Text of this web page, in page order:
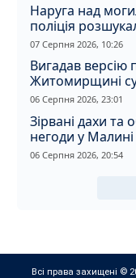
Наруга над
поліція
07 Серпня 2026, 10:26
Вигадав
Житомирщині
вбивство
06 Серпня 2026, 23:01
Зірвані дахи та
негоди у Малині
06 Серпня 2026, 20:54
Всі права захищені ©